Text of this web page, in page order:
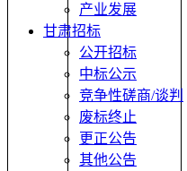
产业发展
甘肃招标
公开招标
中标公示
竞争性磋商/谈判
废标终止
更正公告
其他公告